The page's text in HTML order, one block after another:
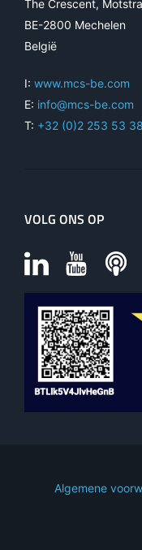
The Crescent,
BE-2800 Mechelen
België
I: www.mcs-be.com
E: info@mcs-be.com
T: +32 (0)2 253 53 38
VOLG ONS OP
Algemene